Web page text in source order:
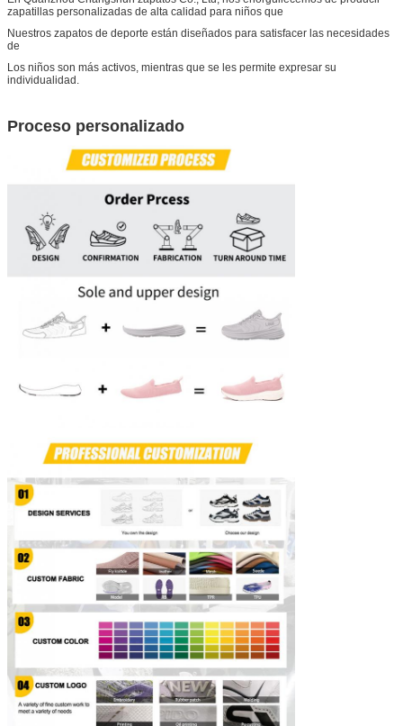
zapatillas personalizadas de alta calidad para niños que
Nuestros zapatos de deporte están diseñados para satisfacer las necesidades
de
Los niños son más activos, mientras que se les permite expresar su
individualidad.
Proceso personalizado